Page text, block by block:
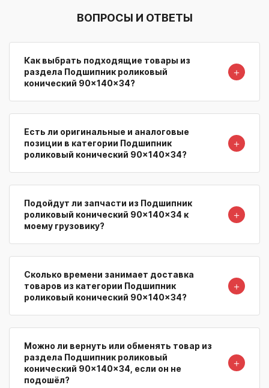
ВОПРОСЫ И ОТВЕТЫ
Как выбрать подходящие товары из
раздела Подшипник роликовый
конический 90x140x34?
＋
Есть ли оригинальные и аналоговые
позиции в категории Подшипник
роликовый конический 90x140x34?
＋
Подойдут ли запчасти из Подшипник
роликовый конический 90x140x34 к
моему грузовику?
＋
Сколько времени занимает доставка
товаров из категории Подшипник
роликовый конический 90x140x34?
＋
Можно ли вернуть или обменять товар из
раздела Подшипник роликовый
конический 90x140x34, если он не
подошёл?
＋